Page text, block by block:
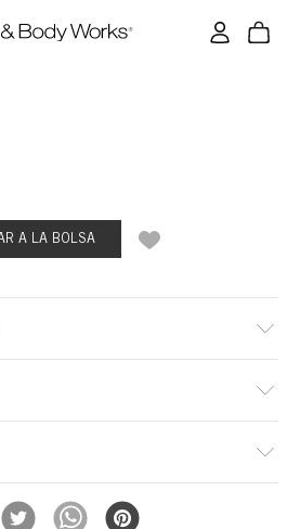
A LA BOLSA
favorito a mano.
de llevar contigo tu desinfectante de